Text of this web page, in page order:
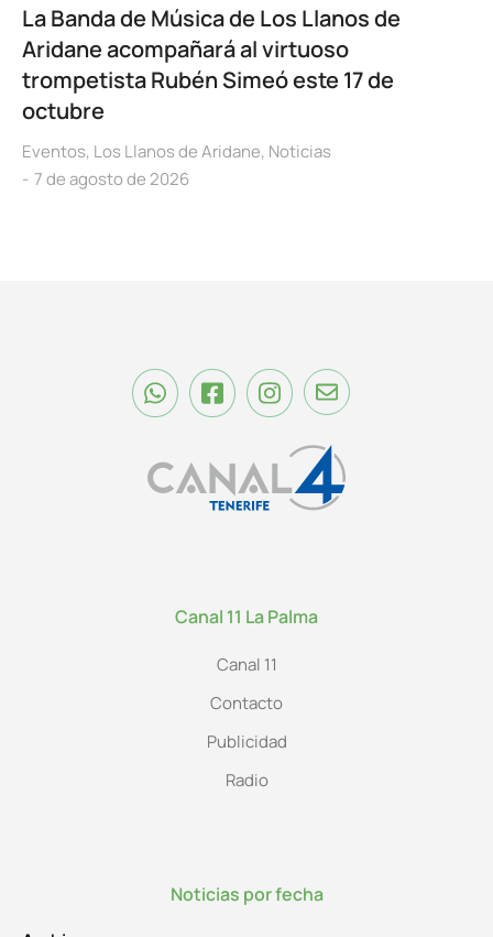
La Banda de Música de Los Llanos de
Aridane acompañará al virtuoso
trompetista Rubén Simeó este 17 de
octubre
Eventos, Los Llanos de Aridane, Noticias
7 de agosto de 2026
Canal 11 La Palma
Canal 11
Contacto
Publicidad
Radio
Noticias por fecha